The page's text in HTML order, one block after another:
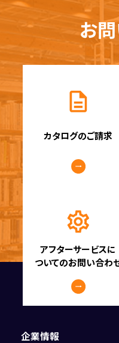
お
カタログのご請求
アフターサービスに
ついてのお問い合わ
企業情報